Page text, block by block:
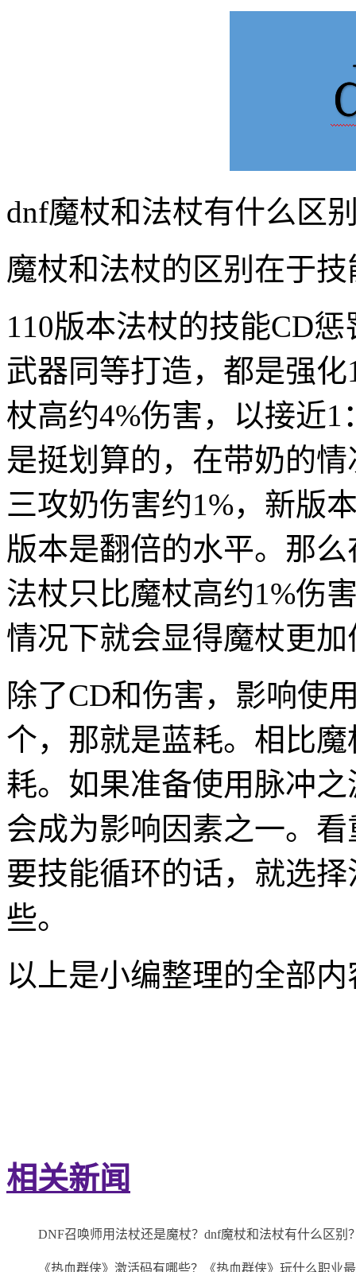
dnf魔杖和法杖有什么区
魔杖和法杖的区别在于
110版本法杖的技能CD
武器同等打造，都是强
杖高约4%伤害，以接近
是挺划算的，在带奶的
三攻奶伤害约1%，新版
版本是翻倍的水平。那
法杖只比魔杖高约1%伤
情况下就会显得魔杖更
除了CD和伤害，影响使
个，那就是蓝耗。相比
耗。如果准备使用脉冲
会成为影响因素之一。
要技能循环的话，就选
些。
以上是小编整理的全部
相关新闻
DNF召唤师用法杖还是魔杖？dnf魔杖和法杖有什么区别
《热血群侠》激活码有哪些？《热血群侠》玩什么职业